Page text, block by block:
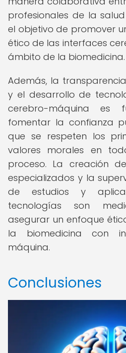
profesionales de la
el objetivo de promover
ético de las interfaces
ámbito de la biomedicina.
Además, la
y el desarrollo de
cerebro-máquina es
fomentar la confianza
que se respeten los
valores morales en
proceso. La creación
especializados y la
de estudios y
tecnologías son
asegurar un enfoque
la biomedicina con
máquina.
Conclusiones